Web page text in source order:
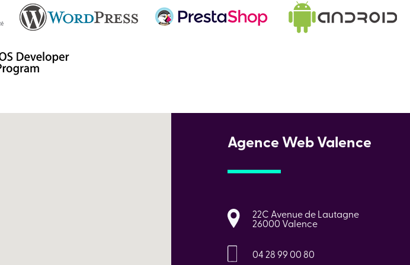
Agence Web Valence
22C Avenue de Lautagne
26000 Valence
04 28 99 00 80